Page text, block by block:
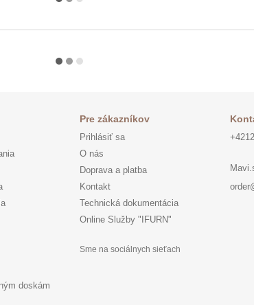
doskám
Pre zákazníkov
Prihlásiť sa
O nás
Doprava a platba
Kontakt
Technická dokumentácia
Online Služby "IFURN"
Sme na sociálnych sieťach